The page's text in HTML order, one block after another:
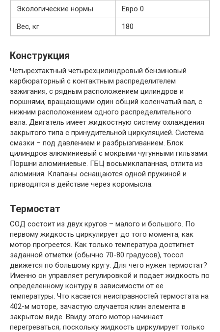
Экологические нормы
Евро 0
Вес, кг
180
Конструкция
Четырехтактный четырехцилиндровый бензиновый
карбюраторный с контактным распределителем
зажигания, с рядным расположением цилиндров и
поршнями, вращающими один общий коленчатый вал, с
нижним расположением одного распределительного
вала. Двигатель имеет жидкостную систему охлаждения
закрытого типа с принудительной циркуляцией. Система
смазки – под давлением и разбрызгиванием. Блок
цилиндров алюминиевый с мокрыми чугунными гильзами.
Поршни алюминиевые. ГБЦ восьмиклапанная, отлита из
алюминия. Клапаны оснащаются одной пружиной и
приводятся в действие через коромысла.
Термостат
СОД состоит из двух кругов – малого и большого. По
первому жидкость циркулирует до того момента, как
мотор прогреется. Как только температура достигнет
заданной отметки (обычно 70-80 градусов), тосол
движется по большому кругу. Для чего нужен термостат?
Именно он управляет регулировкой и подает жидкость по
определенному контуру в зависимости от ее
температуры. Что касается неисправностей термостата на
402-м моторе, зачастую случается клин элемента в
закрытом виде. Ввиду этого мотор начинает
перегреваться, поскольку жидкость циркулирует только